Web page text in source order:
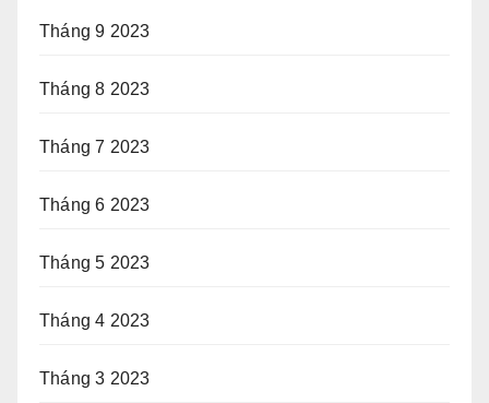
Tháng 9 2023
Tháng 8 2023
Tháng 7 2023
Tháng 6 2023
Tháng 5 2023
Tháng 4 2023
Tháng 3 2023